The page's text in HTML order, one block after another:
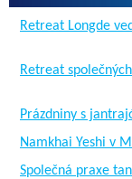
Retreat Longde
Retreat
Prázdniny s
Namkhai Yeshi v
Společná praxe